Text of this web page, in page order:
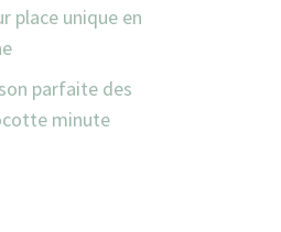
place unique en
parfaite des
minute